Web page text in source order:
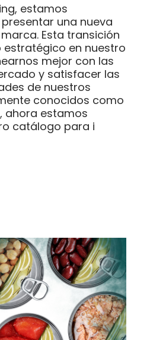
estamos
una nueva
Esta transición
en nuestro
mejor con las
y satisfacer las
de nuestros
conocidos como
ahora estamos
catálogo para i